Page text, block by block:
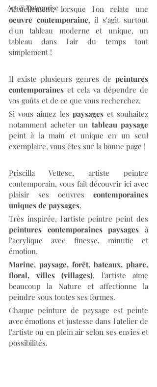
Art & Entreprise
oeuvre contemporaine, il s'agit surtout
d'un tableau moderne et unique, un
tableau dans l'air du temps tout
simplement !
Il existe plusieurs genres de peintures
contemporaines et cela va dépendre de
vos goûts et de ce que vous recherchez.
Si vous aimez les paysages et souhaitez
notamment acheter un tableau paysage
peint à la main et unique en un seul
exemplaire, vous êtes sur la bonne page !
Priscilla Vettese, artiste peintre
contemporain, vous fait découvrir ici avec
plaisir ses oeuvres contemporaines
uniques de paysages.
peintures contemporaines paysages à
l'acrylique avec finesse, minutie et
émotion.
Marine, paysage, forêt, bateaux, phare,
floral, villes (villages), l'artiste aime
beaucoup la Nature et affectionne la
peindre sous toutes ses formes.
Chaque peinture de paysage est peinte
avec émotions et justesse dans l'atelier de
l'artiste ou en plein air selon ses envies et
possibilités.